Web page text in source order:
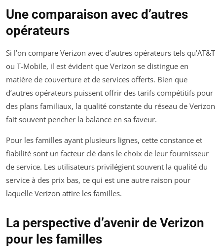
Une comparaison avec d’autres
opérateurs
Si l’on compare Verizon avec d’autres opérateurs tels qu’AT&T
ou T-Mobile, il est évident que Verizon se distingue en
matière de couverture et de services offerts. Bien que
d’autres opérateurs puissent offrir des tarifs compétitifs pour
des plans familiaux, la qualité constante du réseau de Verizon
fait souvent pencher la balance en sa faveur.
Pour les familles ayant plusieurs lignes, cette constance et
fiabilité sont un facteur clé dans le choix de leur fournisseur
de service. Les utilisateurs privilégient souvent la qualité du
service à des prix bas, ce qui est une autre raison pour
laquelle Verizon attire les familles.
La perspective d’avenir de Verizon
pour les familles